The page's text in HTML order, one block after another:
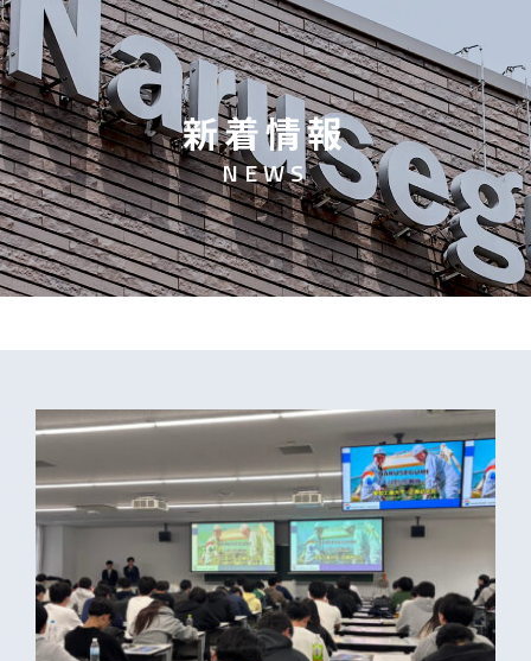
新着情報
NEWS